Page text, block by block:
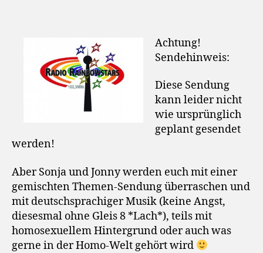
Achtung!
Sendehinweis:
Diese Sendung
kann leider nicht
wie ursprünglich
geplant gesendet
werden!
Aber Sonja und Jonny werden euch mit einer
gemischten Themen-Sendung überraschen und
mit deutschsprachiger Musik (keine Angst,
diesesmal ohne Gleis 8 *Lach*), teils mit
homosexuellem Hintergrund oder auch was
gerne in der Homo-Welt gehört wird